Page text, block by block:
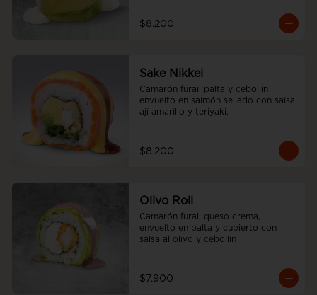
$8.200
Sake Nikkei
Camarón furai, palta y cebollín
envuelto en salmón sellado con salsa
ají amarillo y teriyaki.
$8.200
Olivo Roll
Camarón furai, queso crema,
envuelto en palta y cubierto con
salsa al olivo y cebollín
$7.900